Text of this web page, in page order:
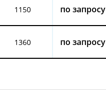
1150 по запросу
1360 по запросу